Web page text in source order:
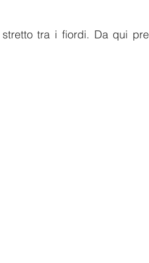
tra i fiordi. Da qui